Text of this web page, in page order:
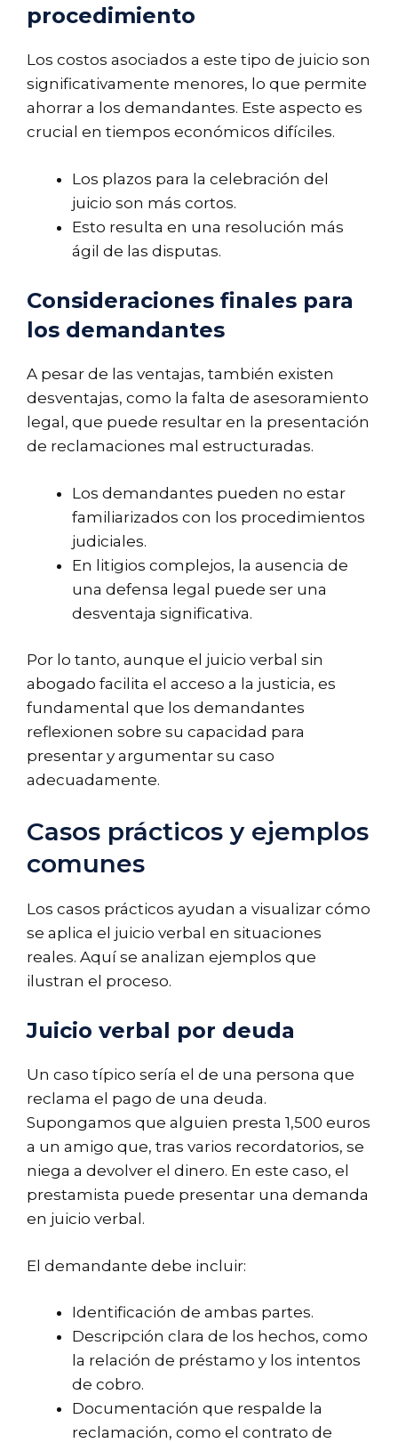
procedimiento
Los costos asociados a este tipo de juicio son
significativamente menores, lo que permite
ahorrar a los demandantes. Este aspecto es
crucial en tiempos económicos difíciles.
Los plazos para la celebración del
juicio son más cortos.
Esto resulta en una resolución más
ágil de las disputas.
Consideraciones finales para
los demandantes
A pesar de las ventajas, también existen
desventajas, como la falta de asesoramiento
legal, que puede resultar en la presentación
de reclamaciones mal estructuradas.
Los demandantes pueden no estar
familiarizados con los procedimientos
judiciales.
En litigios complejos, la ausencia de
una defensa legal puede ser una
desventaja significativa.
Por lo tanto, aunque el juicio verbal sin
abogado facilita el acceso a la justicia, es
fundamental que los demandantes
reflexionen sobre su capacidad para
presentar y argumentar su caso
adecuadamente.
Casos prácticos y ejemplos
comunes
Los casos prácticos ayudan a visualizar cómo
se aplica el juicio verbal en situaciones
reales. Aquí se analizan ejemplos que
ilustran el proceso.
Juicio verbal por deuda
Un caso típico sería el de una persona que
reclama el pago de una deuda.
Supongamos que alguien presta 1,500 euros
a un amigo que, tras varios recordatorios, se
niega a devolver el dinero. En este caso, el
prestamista puede presentar una demanda
en juicio verbal.
El demandante debe incluir:
Identificación de ambas partes.
Descripción clara de los hechos, como
la relación de préstamo y los intentos
de cobro.
Documentación que respalde la
reclamación, como el contrato de